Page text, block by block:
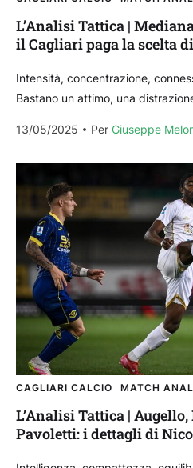
L’Analisi Tattica |
il Cagliari paga la scelta
Intensità, concentrazione,
Bastano un attimo, una
13/05/2025
Per Giuseppe
CAGLIARI CALCIO MATCH
L’Analisi Tattica |
Pavoletti: i dettagli di